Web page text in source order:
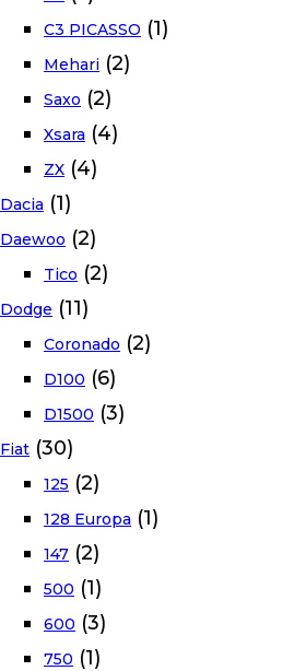
C3 PICASSO (1)
Mehari (2)
Saxo (2)
Xsara (4)
ZX (4)
Dacia (1)
Daewoo (2)
Tico (2)
Dodge (11)
Coronado (2)
D100 (6)
D1500 (3)
Fiat (30)
125 (2)
128 Europa (1)
147 (2)
500 (1)
600 (3)
750 (1)